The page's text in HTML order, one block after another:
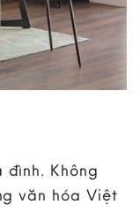
Không
văn hóa Việt